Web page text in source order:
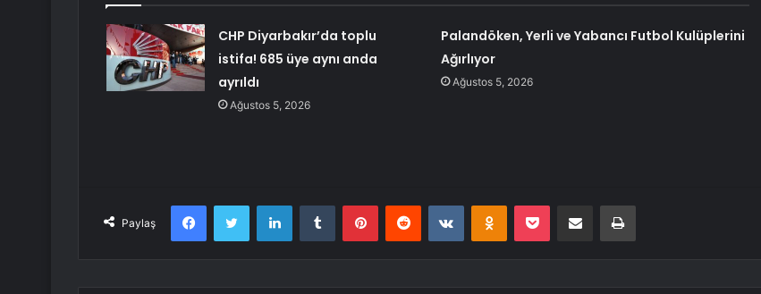
CHP Diyarbakır’da toplu
istifa! 685 üye aynı anda
ayrıldı
Ağustos 5, 2026
Palandöken, Yerli ve Yabancı Futbol Kulüplerini
Ağırlıyor
Ağustos 5, 2026
Paylaş
FacebookTwitter LinkedInTumblr PinterestReddit VKontakteOdnoklassniki
Pocket E-Posta ile paylaş Yazdır